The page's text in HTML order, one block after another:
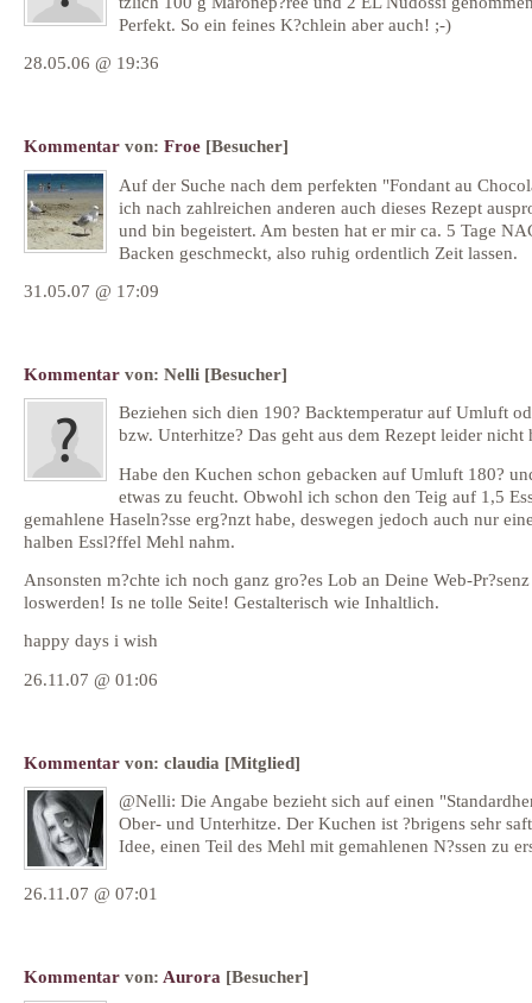
Perfekt. So ein feines K?chlein aber auch! ;-)
28.05.06 @ 19:36
Kommentar von: Froe [Besucher]
Auf der Suche nach dem perfekten "Fondant au
ich nach zahlreichen anderen auch dieses Rezept
und bin begeistert. Am besten hat er mir ca. 5 Tage
Backen geschmeckt, also ruhig ordentlich Zeit lassen.
31.05.07 @ 17:09
Kommentar von: Nelli [Besucher]
Beziehen sich dien 190? Backtemperatur auf Umluft
bzw. Unterhitze? Das geht aus dem Rezept leider nicht
Habe den Kuchen schon gebacken auf Umluft 180?
etwas zu feucht. Obwohl ich schon den Teig auf 1,5
gemahlene Haseln?sse erg?nzt habe, deswegen jedoch auch nur
halben Essl?ffel Mehl nahm.
Ansonsten m?chte ich noch ganz gro?es Lob an Deine Web-Pr?senz
loswerden! Is ne tolle Seite! Gestalterisch wie Inhaltlich.
happy days i wish
26.11.07 @ 01:06
Kommentar von: claudia [Mitglied]
@Nelli: Die Angabe bezieht sich auf einen
Ober- und Unterhitze. Der Kuchen ist ?brigens sehr
Idee, einen Teil des Mehl mit gemahlenen N?ssen zu
26.11.07 @ 07:01
Kommentar von: Aurora [Besucher]